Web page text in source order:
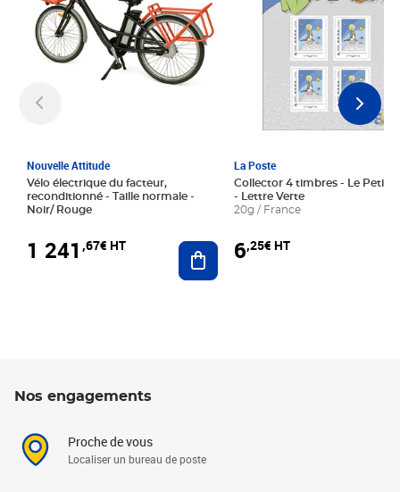
Nouvelle Attitude
Vélo électrique du facteur,
reconditionné - Taille normale -
Noir/ Rouge
1 241 ,67€ HT Ajouter au panier
La Poste
Collector 4 timbres - Le Petit
- Lettre Verte
20g / France
6,25€ HT
Nos engagements
Proche de vous
Localiser un bureau de poste